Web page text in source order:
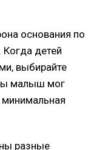
основания по
детей
выбирайте
малыш мог
минимальная
разные